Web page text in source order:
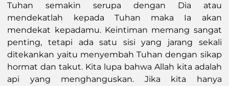
Tuhan semakin serupa dengan Dia atau
mendekatlah kepada Tuhan maka Ia akan
mendekat kepadamu. Keintiman memang sangat
penting, tetapi ada satu sisi yang jarang sekali
ditekankan yaitu menyembah Tuhan dengan sikap
hormat dan takut. Kita lupa bahwa Allah kita adalah
api yang menghanguskan. Jika kita hanya